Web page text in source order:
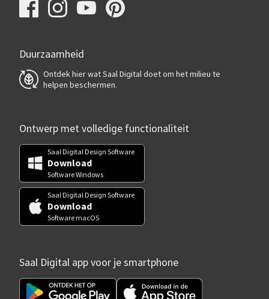
Duurzaamheid
Ontdek hier wat Saal Digital doet om het milieu te
helpen beschermen.
Ontwerp met volledige functionaliteit
Saal Digital Design Software
Download
Software Windows
Saal Digital Design Software
Download
Software macOS
Saal Digital app voor je smartphone